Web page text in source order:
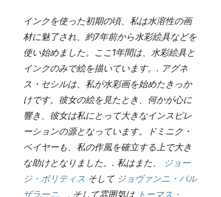
インクを使った初期の頃、私は水溶性の画
材に魅了され、約7年前から水彩絵具などを
使い始めました。ここ1年間は、水彩絵具と
インクのみで絵を描いています。. アグネ
ス・セシルは、私が水彩画を始めたきっか
けです。彼女の絵を見たとき、何かが心に
響き、彼女は私にとって大きなインスピレ
ーションの源となっています。ドミニク・
ベイヤーも、私の作風を確立する上で大き
な助けとなりました。. 私はまた、
ジョー
ジ・ポリティス そして ジョヴァンニ・バル
ザラーニ、, そして雰囲気は トーマス・